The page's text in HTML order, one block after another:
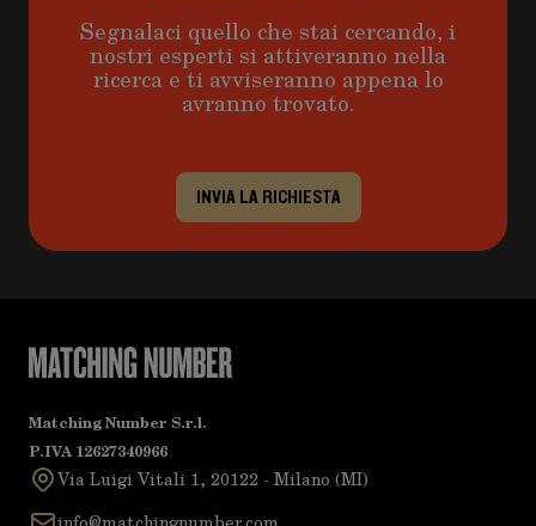
Segnalaci quello che stai cercando, i
nostri esperti si attiveranno nella
ricerca e ti avviseranno appena lo
avranno trovato.
INVIA LA RICHIESTA
Matching Number S.r.l.
P.IVA 12627340966
Via Luigi Vitali 1, 20122 - Milano (MI)